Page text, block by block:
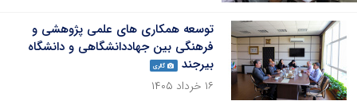
توسعه همکاری های علمی پژوهشی و
فرهنگی بین جهاددانشگاهی و دانشگاه
بیرجند
گالری
۱۶ خرداد ۱۴۰۵